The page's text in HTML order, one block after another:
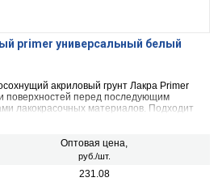
primer универсальный белый
акриловый грунт Лакра Primer
поверхностей перед последующим
лакокрасочных материалов. Подходит
внутренних работ.Оптовая цена,
руб./шт.
231.08